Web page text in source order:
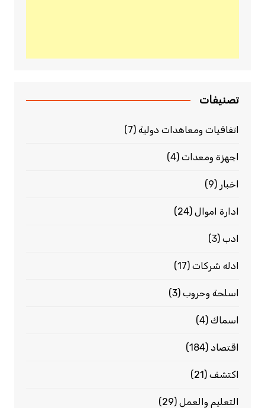
تصنيفات
اتفاقيات ومعاهدات دولية(7)
اجهزة ومعدات(4)
اخبار (9)
ادارة اموال(24)
ادب(3)
ادله شركات(17)
اسلحة وحروب(3)
اسماك(4)
اقتصاد(184)
اكتشف(21)
التعليم والعمل(29)